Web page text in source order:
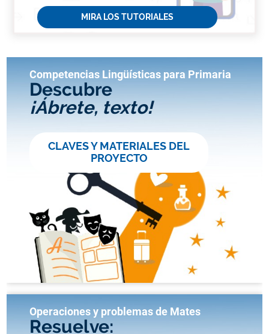
MIRA LOS TUTORIALES
Competencias Lingüísticas para Primaria
Descubre
¡Ábrete, texto!
CLAVES Y MATERIALES DEL
PROYECTO
Operaciones y problemas de Mates
Resuelve: